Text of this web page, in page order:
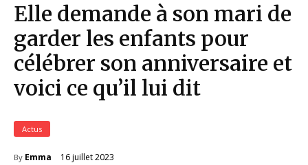
Elle demande à son mari de
garder les enfants pour
célébrer son anniversaire et
voici ce qu’il lui dit
Actus
By Emma 16 juillet 2023